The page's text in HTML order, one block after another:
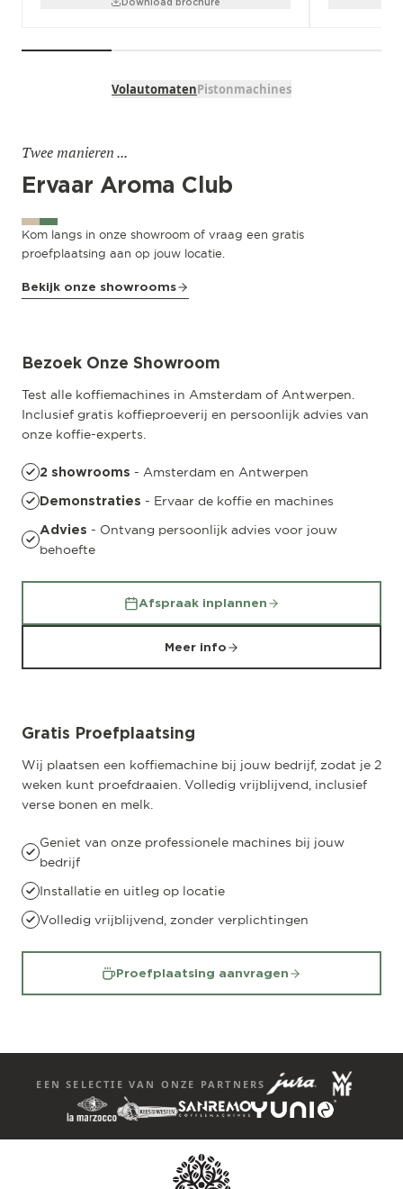
VolautomatenPistonmachines
Twee manieren ...
Ervaar Aroma Club
Kom langs in onze showroom of vraag een gratis
proefplaatsing aan op jouw locatie.
Bekijk onze showrooms
Amsterdam
Bezoek Onze Showroom
Test alle koffiemachines in Amsterdam of Antwerpen.
Inclusief gratis koffieproeverij en persoonlijk advies van
onze koffie-experts.
2 showrooms - Amsterdam en Antwerpen
Demonstraties - Ervaar de koffie en machines
Advies - Ontvang persoonlijk advies voor jouw
behoefte
Afspraak inplannen
Meer info
Gratis Proefplaatsing
Wij plaatsen een koffiemachine bij jouw bedrijf, zodat je 2
weken kunt proefdraaien. Volledig vrijblijvend, inclusief
verse bonen en melk.
Geniet van onze professionele machines bij jouw
bedrijf
Installatie en uitleg op locatie
Volledig vrijblijvend, zonder verplichtingen
Proefplaatsing aanvragen
EEN SELECTIE VAN ONZE PARTNERS